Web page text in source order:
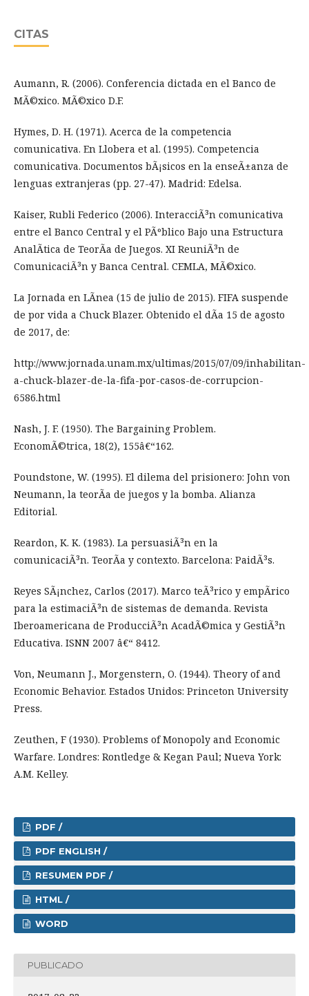
CITAS
Aumann, R. (2006). Conferencia dictada en el Banco de
MÃ©xico. MÃ©xico D.F.
Hymes, D. H. (1971). Acerca de la competencia
comunicativa. En Llobera et al. (1995). Competencia
comunicativa. Documentos bÃ¡sicos en la enseÃ±anza de
lenguas extranjeras (pp. 27-47). Madrid: Edelsa.
Kaiser, Rubli Federico (2006). InteracciÃ³n comunicativa
entre el Banco Central y el PÃºblico Bajo una Estructura
AnalÃ­tica de TeorÃ­a de Juegos. XI ReuniÃ³n de
ComunicaciÃ³n y Banca Central. CEMLA, MÃ©xico.
La Jornada en LÃ­nea (15 de julio de 2015). FIFA suspende
de por vida a Chuck Blazer. Obtenido el dÃ­a 15 de agosto
de 2017, de:
http://www.jornada.unam.mx/ultimas/2015/07/09/inhabilitan-
a-chuck-blazer-de-la-fifa-por-casos-de-corrupcion-
6586.html
Nash, J. F. (1950). The Bargaining Problem.
EconomÃ©trica, 18(2), 155â€“162.
Poundstone, W. (1995). El dilema del prisionero: John von
Neumann, la teorÃ­a de juegos y la bomba. Alianza
Editorial.
Reardon, K. K. (1983). La persuasiÃ³n en la
comunicaciÃ³n. TeorÃ­a y contexto. Barcelona: PaidÃ³s.
Reyes SÃ¡nchez, Carlos (2017). Marco teÃ³rico y empÃ­rico
para la estimaciÃ³n de sistemas de demanda. Revista
Iberoamericana de ProducciÃ³n AcadÃ©mica y GestiÃ³n
Educativa. ISNN 2007 â€“ 8412.
Von, Neumann J., Morgenstern, O. (1944). Theory of and
Economic Behavior. Estados Unidos: Princeton University
Press.
Zeuthen, F (1930). Problems of Monopoly and Economic
Warfare. Londres: Rontledge & Kegan Paul; Nueva York:
A.M. Kelley.
PDF /
PDF ENGLISH /
RESUMEN PDF /
HTML /
WORD
PUBLICADO